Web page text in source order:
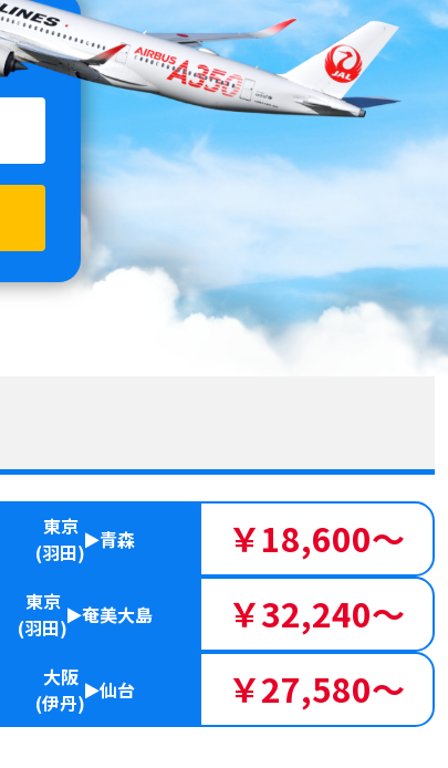
東京
(羽田) 青森 ￥18,600～
東京
(羽田) 奄美大島 ￥32,240～
大阪
(伊丹) 仙台 ￥27,580～